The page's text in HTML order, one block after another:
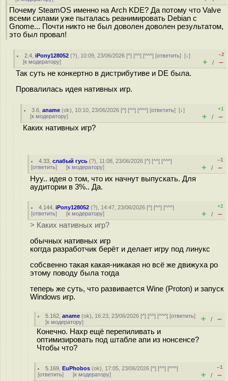
Почему SteamOS именно на Arch KDE? Да потому что Valve
всеми силами уже пыталась реанимировать Debian с
Gnome... Почти никто не был доволен доволен результатом,
это был провал!
2.4 ,iPony128052 (?), 10:09, 23/06/2026 [^] [^^] [^^^] [ответить][↓]
[к модератору]
–2
+ / –
Так суть не конкертно в дистрибутиве и DE была.
Провалилась идея нативных игр.
3.6 ,aname (ok), 10:10, 23/06/2026 [^] [^^] [^^^] [ответить][↓]
[к модератору]
+1
+ / –
Каких нативных игр?
4.33 ,слабый гусь (?), 11:08, 23/06/2026 [^] [^^] [^^^]
[ответить] [к модератору]
–1
+ / –
Нуу.. идея о том, что их начнут выпускать. Для
аудитории в 3%.. Да.
4.144 ,iPony128052 (?), 14:47, 23/06/2026 [^] [^^] [^^^]
[ответить] [к модератору]
+2
+ / –
> Каких нативных игр?
обычных нативных игр
коггда разработчик берёт и делает игру под линукс
собсвенно такая какая-никакая но всё же движуха ро
этому поводу была тогда
теперь же суть, что развивается Wine (Proton) и запуск
Windows игр.
5.162 ,aname (ok), 16:23, 23/06/2026 [^] [^^] [^^^] [ответить]
[к модератору] + / –
Конечно. Нахр ещё перепиливать и
оптимизировать под штабле апи из нонсенсе?
Чтобы что?
5.169 ,EuPhobos (ok), 17:05, 23/06/2026 [^] [^^] [^^^]
[ответить] [к модератору]
–1
+ / –